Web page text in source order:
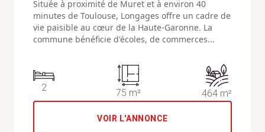
Située à proximité de Muret et à environ 40
minutes de Toulouse, Longages offre un cadre de
vie paisible au cœur de la Haute-Garonne. La
commune bénéficie d'écoles, de commerces...
2 75 m² 464 m²
VOIR L'ANNONCE